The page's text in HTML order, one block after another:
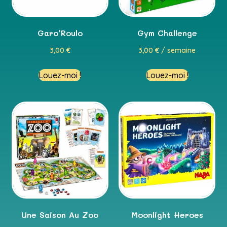
Garo’Roulo
3,00 €
Louez-moi !
Gym Challenge
3,00€ / semaine
Louez-moi !
Une Saison Au Zoo Moonlight Heroes